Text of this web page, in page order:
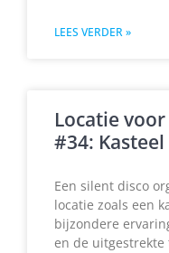
LEES VERDER »
Locatie
#34: Kasteel
Een silent disco
locatie zoals een
bijzondere
en de